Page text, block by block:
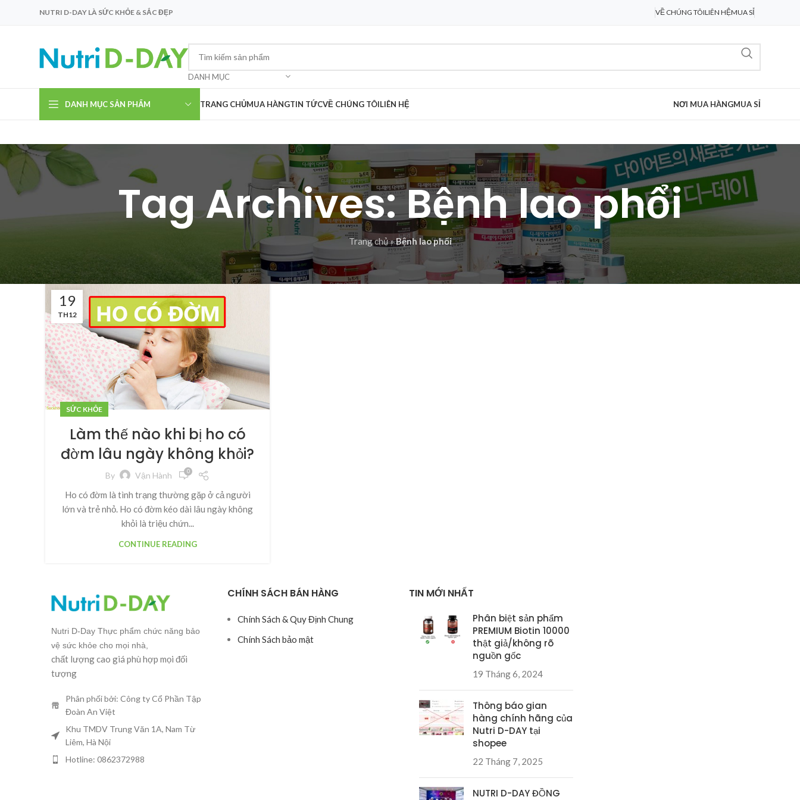
NUTRI D-DAY LÀ SỨC KHỎE & SẮC ĐẸP VỀ CHÚNG TÔILIÊN HỆMUA SỈ
DANH MỤC
DANH MỤC SẢN PHẨM TRANG CHỦMUA HÀNGTIN TỨCVỀ CHÚNG TÔILIÊN HỆ NƠI MUA HÀNGMUA SỈ
Tag Archives: Bệnh lao phổi
Trang chủ»Bệnh lao phổi
19
TH12
SỨC KHỎE
Làm thế nào khi bị ho có
đờm lâu ngày không khỏi?
By Vận Hành 0
Ho có đờm là tình trạng thường gặp ở cả người
lớn và trẻ nhỏ. Ho có đờm kéo dài lâu ngày không
khỏi là triệu chứn...
CONTINUE READING
Nutri D-Day Thực phẩm chức năng bảo
vệ sức khỏe cho mọi nhà,
chất lượng cao giá phù hợp mọi đối
tượng
Phân phối bởi: Công ty Cổ Phần Tập
Đoàn An Việt
Khu TMDV Trung Văn 1A, Nam Từ
Liêm, Hà Nội
Hotline: 0862372988
CHÍNH SÁCH BÁN HÀNG
Chính Sách & Quy Định Chung
Chính Sách bảo mật
TIN MỚI NHẤT
Phân biệt sản phẩm
PREMIUM Biotin 10000
thật giả/không rõ
nguồn gốc
19 Tháng 6, 2024
Thông báo gian
hàng chính hãng của
Nutri D-DAY tại
shopee
22 Tháng 7, 2025
NUTRI D-DAY ĐỒNG